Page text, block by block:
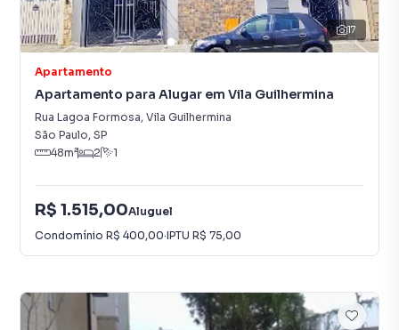
17
Apartamento
Apartamento para Alugar em Vila Guilhermina
Rua Lagoa Formosa, Vila Guilhermina
São Paulo, SP
48m² 2 1
R$ 1.515,00Aluguel
Condomínio R$ 400,00·IPTU R$ 75,00